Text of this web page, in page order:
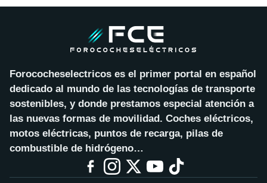
Forococheselectricos es el primer portal en español
dedicado al mundo de las tecnologías de transporte
sostenibles, y donde prestamos especial atención a
las nuevas formas de movilidad. Coches eléctricos,
motos eléctricas, puntos de recarga, pilas de
combustible de hidrógeno…